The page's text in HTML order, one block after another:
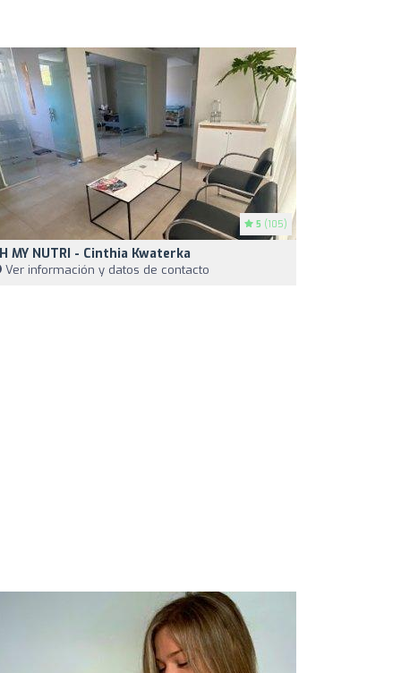
5 (105)
MY NUTRI - Cinthia Kwaterka
Ver información y datos de contacto